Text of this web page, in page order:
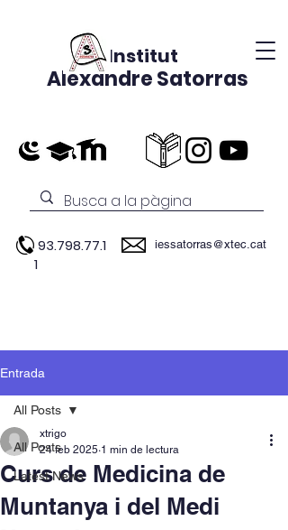
Institut
Alexandre Satorras
93.798.77.1
1
iessatorras@xtec.cat
Entrada
All Posts
Latest News
All Posts
Curs de Medicina de
Muntanya i del Medi
xtrigo
24 feb 2025 1 min de lectura